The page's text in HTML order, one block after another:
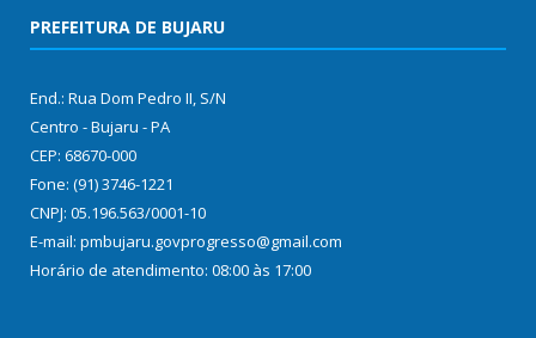
PREFEITURA DE BUJARU
End.: Rua Dom Pedro II, S/N
Centro - Bujaru - PA
CEP: 68670-000
Fone: (91) 3746-1221
CNPJ: 05.196.563/0001-10
E-mail: pmbujaru.govprogresso@gmail.com
Horário de atendimento: 08:00 às 17:00